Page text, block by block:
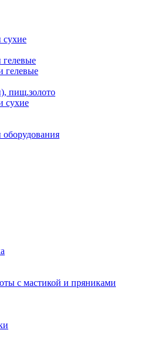
сухие
гелевые
гелевые
пищ.золото
сухие
с мастикой и пряниками